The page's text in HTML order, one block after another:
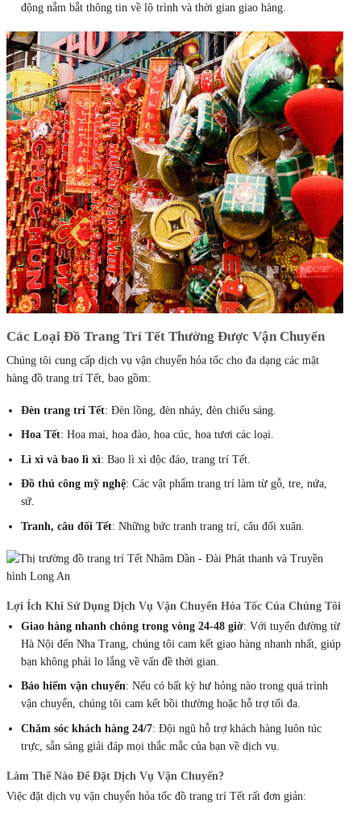
động nắm bắt thông tin về lộ trình và thời gian giao hàng.
Các Loại Đồ Trang Trí Tết Thường Được Vận Chuyển
Chúng tôi cung cấp dịch vụ vận chuyển hỏa tốc cho đa dạng các mặt
hàng đồ trang trí Tết, bao gồm:
Đèn trang trí Tết: Đèn lồng, đèn nháy, đèn chiếu sáng.
Hoa Tết: Hoa mai, hoa đào, hoa cúc, hoa tươi các loại.
Lì xì và bao lì xì: Bao lì xì độc đáo, trang trí Tết.
Đồ thủ công mỹ nghệ: Các vật phẩm trang trí làm từ gỗ, tre, nứa,
sứ.
Tranh, câu đối Tết: Những bức tranh trang trí, câu đối xuân.
Lợi Ích Khi Sử Dụng Dịch Vụ Vận Chuyển Hỏa Tốc Của Chúng Tôi
Giao hàng nhanh chóng trong vòng 24-48 giờ: Với tuyến đường từ
Hà Nội đến Nha Trang, chúng tôi cam kết giao hàng nhanh nhất, giúp
bạn không phải lo lắng về vấn đề thời gian.
Bảo hiểm vận chuyển: Nếu có bất kỳ hư hỏng nào trong quá trình
vận chuyển, chúng tôi cam kết bồi thường hoặc hỗ trợ tối đa.
Chăm sóc khách hàng 24/7: Đội ngũ hỗ trợ khách hàng luôn túc
trực, sẵn sàng giải đáp mọi thắc mắc của bạn về dịch vụ.
Làm Thế Nào Để Đặt Dịch Vụ Vận Chuyển?
Việc đặt dịch vụ vận chuyển hỏa tốc đồ trang trí Tết rất đơn giản: